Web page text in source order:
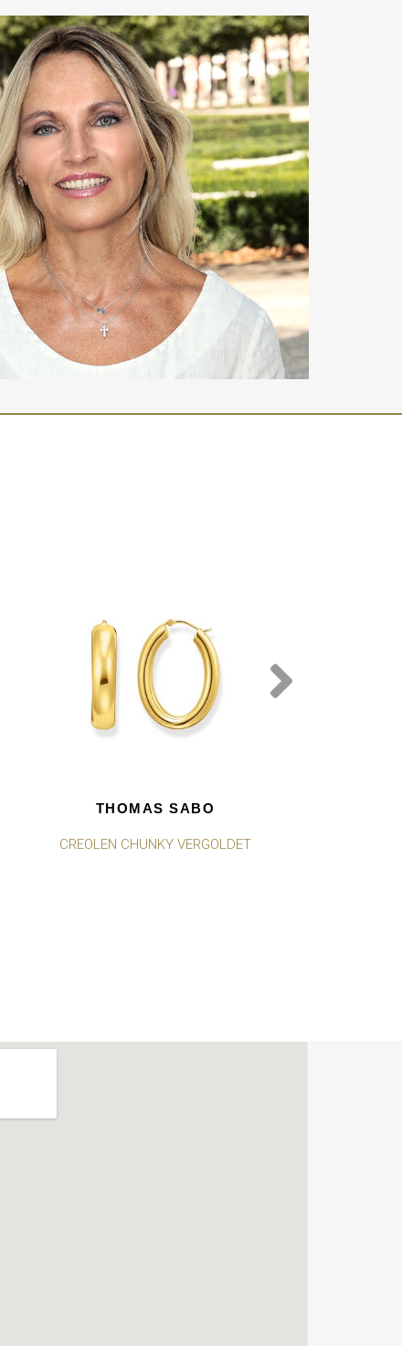
THOMAS SABO
CREOLEN CHUNKY VERGOLDET